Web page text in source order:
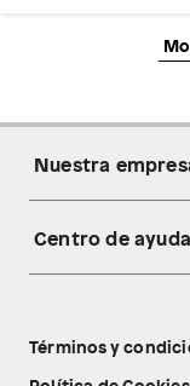
Nuestra
Acerca de
Tecnología Pillow
Centro de ayuda
Libro de
Términos y